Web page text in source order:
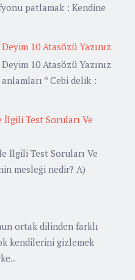
patlamak : Kendine
10 Atasözü Yazınız
10 Atasözü Yazınız
* Cebi delik :
İlgili Test Soruları Ve
İlgili Test Soruları Ve
mesleği nedir? A)
ortak dilinden farklı
kendilerini gizlemek